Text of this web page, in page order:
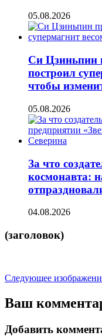
05.08.2026
Си Цзиньпин
построил
чтобы
05.08.2026
За что
космонавта:
04.08.2026
(заголовок)
Следующее
Ваш
Добавить